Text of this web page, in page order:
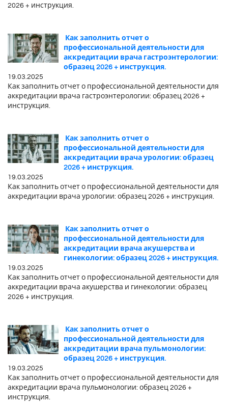
2026 + инструкция.
Как заполнить отчет о
профессиональной деятельности для
аккредитации врача гастроэнтерологии:
образец 2026 + инструкция.
19.03.2025
Как заполнить отчет о профессиональной деятельности для
аккредитации врача гастроэнтерологии: образец 2026 +
инструкция.
Как заполнить отчет о
профессиональной деятельности для
аккредитации врача урологии: образец
2026 + инструкция.
19.03.2025
Как заполнить отчет о профессиональной деятельности для
аккредитации врача урологии: образец 2026 + инструкция.
Как заполнить отчет о
профессиональной деятельности для
аккредитации врача акушерства и
гинекологии: образец 2026 + инструкция.
19.03.2025
Как заполнить отчет о профессиональной деятельности для
аккредитации врача акушерства и гинекологии: образец
2026 + инструкция.
Как заполнить отчет о
профессиональной деятельности для
аккредитации врача пульмонологии:
образец 2026 + инструкция.
19.03.2025
Как заполнить отчет о профессиональной деятельности для
аккредитации врача пульмонологии: образец 2026 +
инструкция.